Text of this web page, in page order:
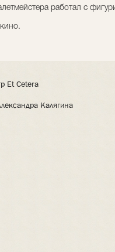
работал с
Et Cetera
Калягина